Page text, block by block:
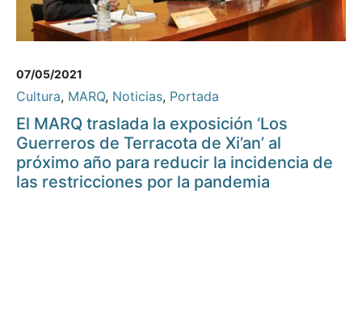
07/05/2021
Cultura, MARQ, Noticias, Portada
El MARQ traslada la exposición ‘Los
Guerreros de Terracota de Xi’an’ al
próximo año para reducir la incidencia de
las restricciones por la pandemia